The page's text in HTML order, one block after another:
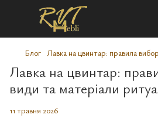
Блог Лавка на цвинтар: правила
Лавка на цвинтар:
види та матеріали
11 травня 2026